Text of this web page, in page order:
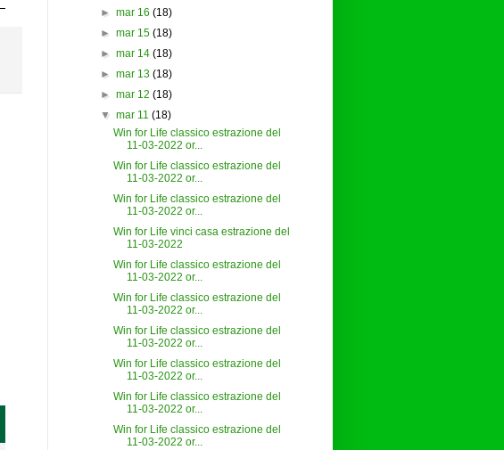
► mar 16 (18)
► mar 15 (18)
► mar 14 (18)
► mar 13 (18)
► mar 12 (18)
▼ mar 11 (18)
Win for Life classico estrazione del
11-03-2022 or...
Win for Life classico estrazione del
11-03-2022 or...
Win for Life classico estrazione del
11-03-2022 or...
Win for Life vinci casa estrazione del
11-03-2022
Win for Life classico estrazione del
11-03-2022 or...
Win for Life classico estrazione del
11-03-2022 or...
Win for Life classico estrazione del
11-03-2022 or...
Win for Life classico estrazione del
11-03-2022 or...
Win for Life classico estrazione del
11-03-2022 or...
Win for Life classico estrazione del
11-03-2022 or...